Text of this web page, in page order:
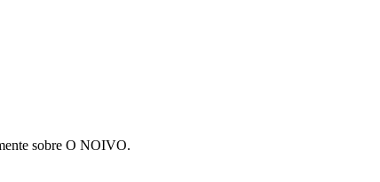
sobre O NOIVO.